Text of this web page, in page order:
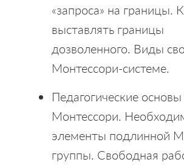
«запроса» на границы.
выставлять границы
дозволенного. Виды
Монтессори-системе.
Педагогические
Монтессори.
элементы подлинной
группы. Свободная